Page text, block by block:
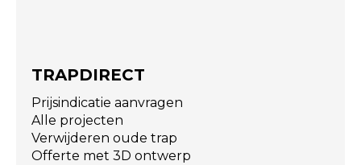
TRAPDIRECT
Prijsindicatie aanvragen
Alle projecten
Verwijderen oude trap
Offerte met 3D ontwerp